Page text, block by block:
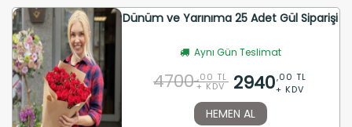
Dünüm ve Yarınıma 25 Adet Gül Siparişi
Aynı Gün Teslimat
4700 ,00 TL
+ KDV 2940,00 TL
+ KDV
HEMEN AL